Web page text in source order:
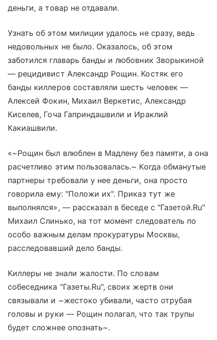
деньги, а товар не отдавали.
Узнать об этом милиции удалось не сразу, ведь
недовольных не было. Оказалось, об этом
заботился главарь банды и любовник Зворыкиной
— рецидивист Александр Рощин. Костяк его
банды киллеров составляли шесть человек —
Алексей Фокин, Михаил Веркетис, Александр
Киселев, Гоча Гаприндашвили и Ираклий
Какиашвили.
«~Рощин был влюблен в Мадлену без памяти, а она
расчетливо этим пользовалась.~ Когда обманутые
партнеры требовали у нее деньги, она просто
говорила ему: "Положи их". Приказ тут же
выполнялся», — рассказал в беседе с "Газетой.Ru"
Михаил Слинько, на тот момент следователь по
особо важным делам прокуратуры Москвы,
расследовавший дело банды.
Киллеры не знали жалости. По словам
собеседника "Газеты.Ru", своих жертв они
связывали и ~жестоко убивали, часто отрубая
головы и руки — Рощин полагал, что так трупы
будет сложнее опознать~.